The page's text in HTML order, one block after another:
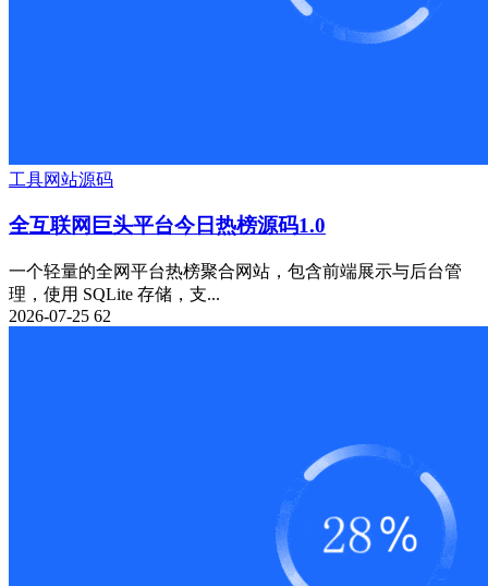
工具网站源码
全互联网巨头平台今日热榜源码1.0
一个轻量的全网平台热榜聚合网站，包含前端展示与后台管
理，使用 SQLite 存储，支...
2026-07-25 62